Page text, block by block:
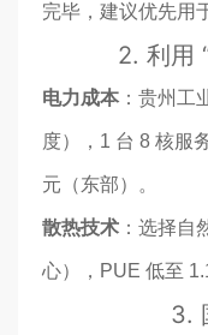
完毕，建议优先用
2. 利用
电力成本 ：贵州工
度），1 台 8 核服
元（东部）。
散热技术 ：选择自
心），PUE 低至
3.